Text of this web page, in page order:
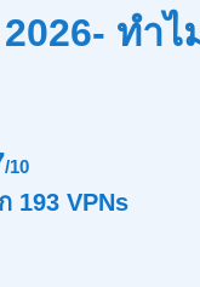
ทำไ
/10
193 VPNs